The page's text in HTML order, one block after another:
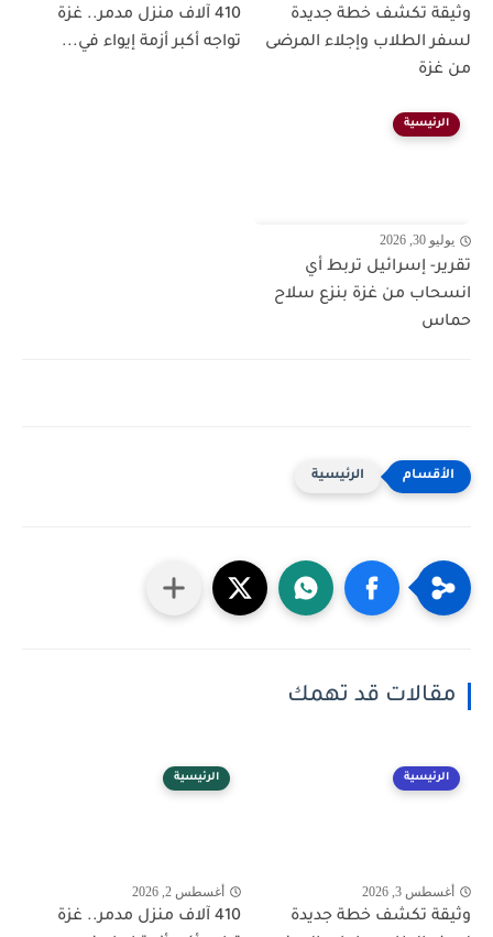
وثيقة تكشف خطة جديدة
لسفر الطلاب وإجلاء المرضى
من غزة
410 آلاف منزل مدمر.. غزة
تواجه أكبر أزمة إيواء في...
الرئيسية
يوليو 30, 2026
تقرير- إسرائيل تربط أي
انسحاب من غزة بنزع سلاح
حماس
الرئيسية
مقالات قد تهمك
الرئيسية
أغسطس 3, 2026
وثيقة تكشف خطة جديدة
الرئيسية
أغسطس 2, 2026
410 آلاف منزل مدمر.. غزة